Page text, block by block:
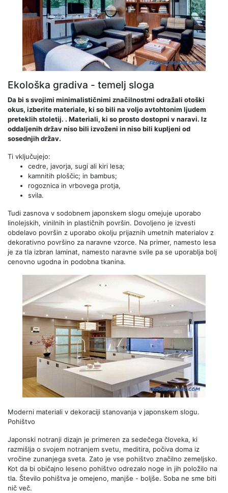
Ekološka gradiva - temelj sloga
Da bi s svojimi minimalističnimi značilnostmi odražali otoški
okus, izberite materiale, ki so bili na voljo avtohtonim ljudem
preteklih stoletij. . Materiali, ki so prosto dostopni v naravi. Iz
oddaljenih držav niso bili izvoženi in niso bili kupljeni od
sosednjih držav.
Ti vključujejo:
cedre, javorja, sugi ali kiri lesa;
kamnitih ploščic; in bambus;
rogoznica in vrbovega protja,
svila.
Tudi zasnova v sodobnem japonskem slogu omejuje uporabo
linolejskih, vinilnih in plastičnih površin. Dovoljeno je izvesti
obdelavo površin z uporabo okolju prijaznih umetnih materialov z
dekorativno površino za naravne vzorce. Na primer, namesto lesa
je za tla izbran laminat, namesto naravne svile pa se uporablja bolj
cenovno ugodna in podobna tkanina.
Moderni materiali v dekoraciji stanovanja v japonskem slogu.
Pohištvo
Japonski notranji dizajn je primeren za sedečega človeka, ki
razmišlja o svojem notranjem svetu, meditira, počiva doma iz
vročine zunanjega sveta. Zato je vse pohištvo značilno zemeljsko.
Kot da bi običajno leseno pohištvo odrezalo noge in jih položilo na
tla. Število pohištva je omejeno, manjše - boljše. Soba ne sme biti
nič več.